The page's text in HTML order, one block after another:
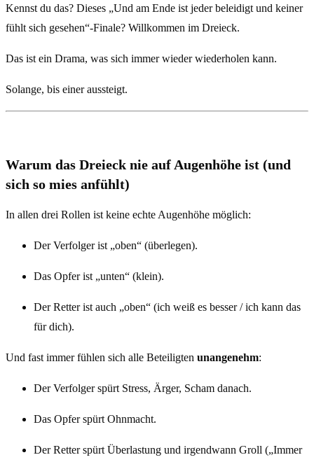
Kennst du das? Dieses „Und am Ende ist jeder beleidigt und keiner
fühlt sich gesehen“-Finale? Willkommen im Dreieck.
Das ist ein Drama, was sich immer wieder wiederholen kann.
Solange, bis einer aussteigt.
Warum das Dreieck nie auf Augenhöhe ist (und
sich so mies anfühlt)
In allen drei Rollen ist keine echte Augenhöhe möglich:
Der Verfolger ist „oben“ (überlegen).
Das Opfer ist „unten“ (klein).
Der Retter ist auch „oben“ (ich weiß es besser / ich kann das
für dich).
Und fast immer fühlen sich alle Beteiligten unangenehm:
Der Verfolger spürt Stress, Ärger, Scham danach.
Das Opfer spürt Ohnmacht.
Der Retter spürt Überlastung und irgendwann Groll („Immer